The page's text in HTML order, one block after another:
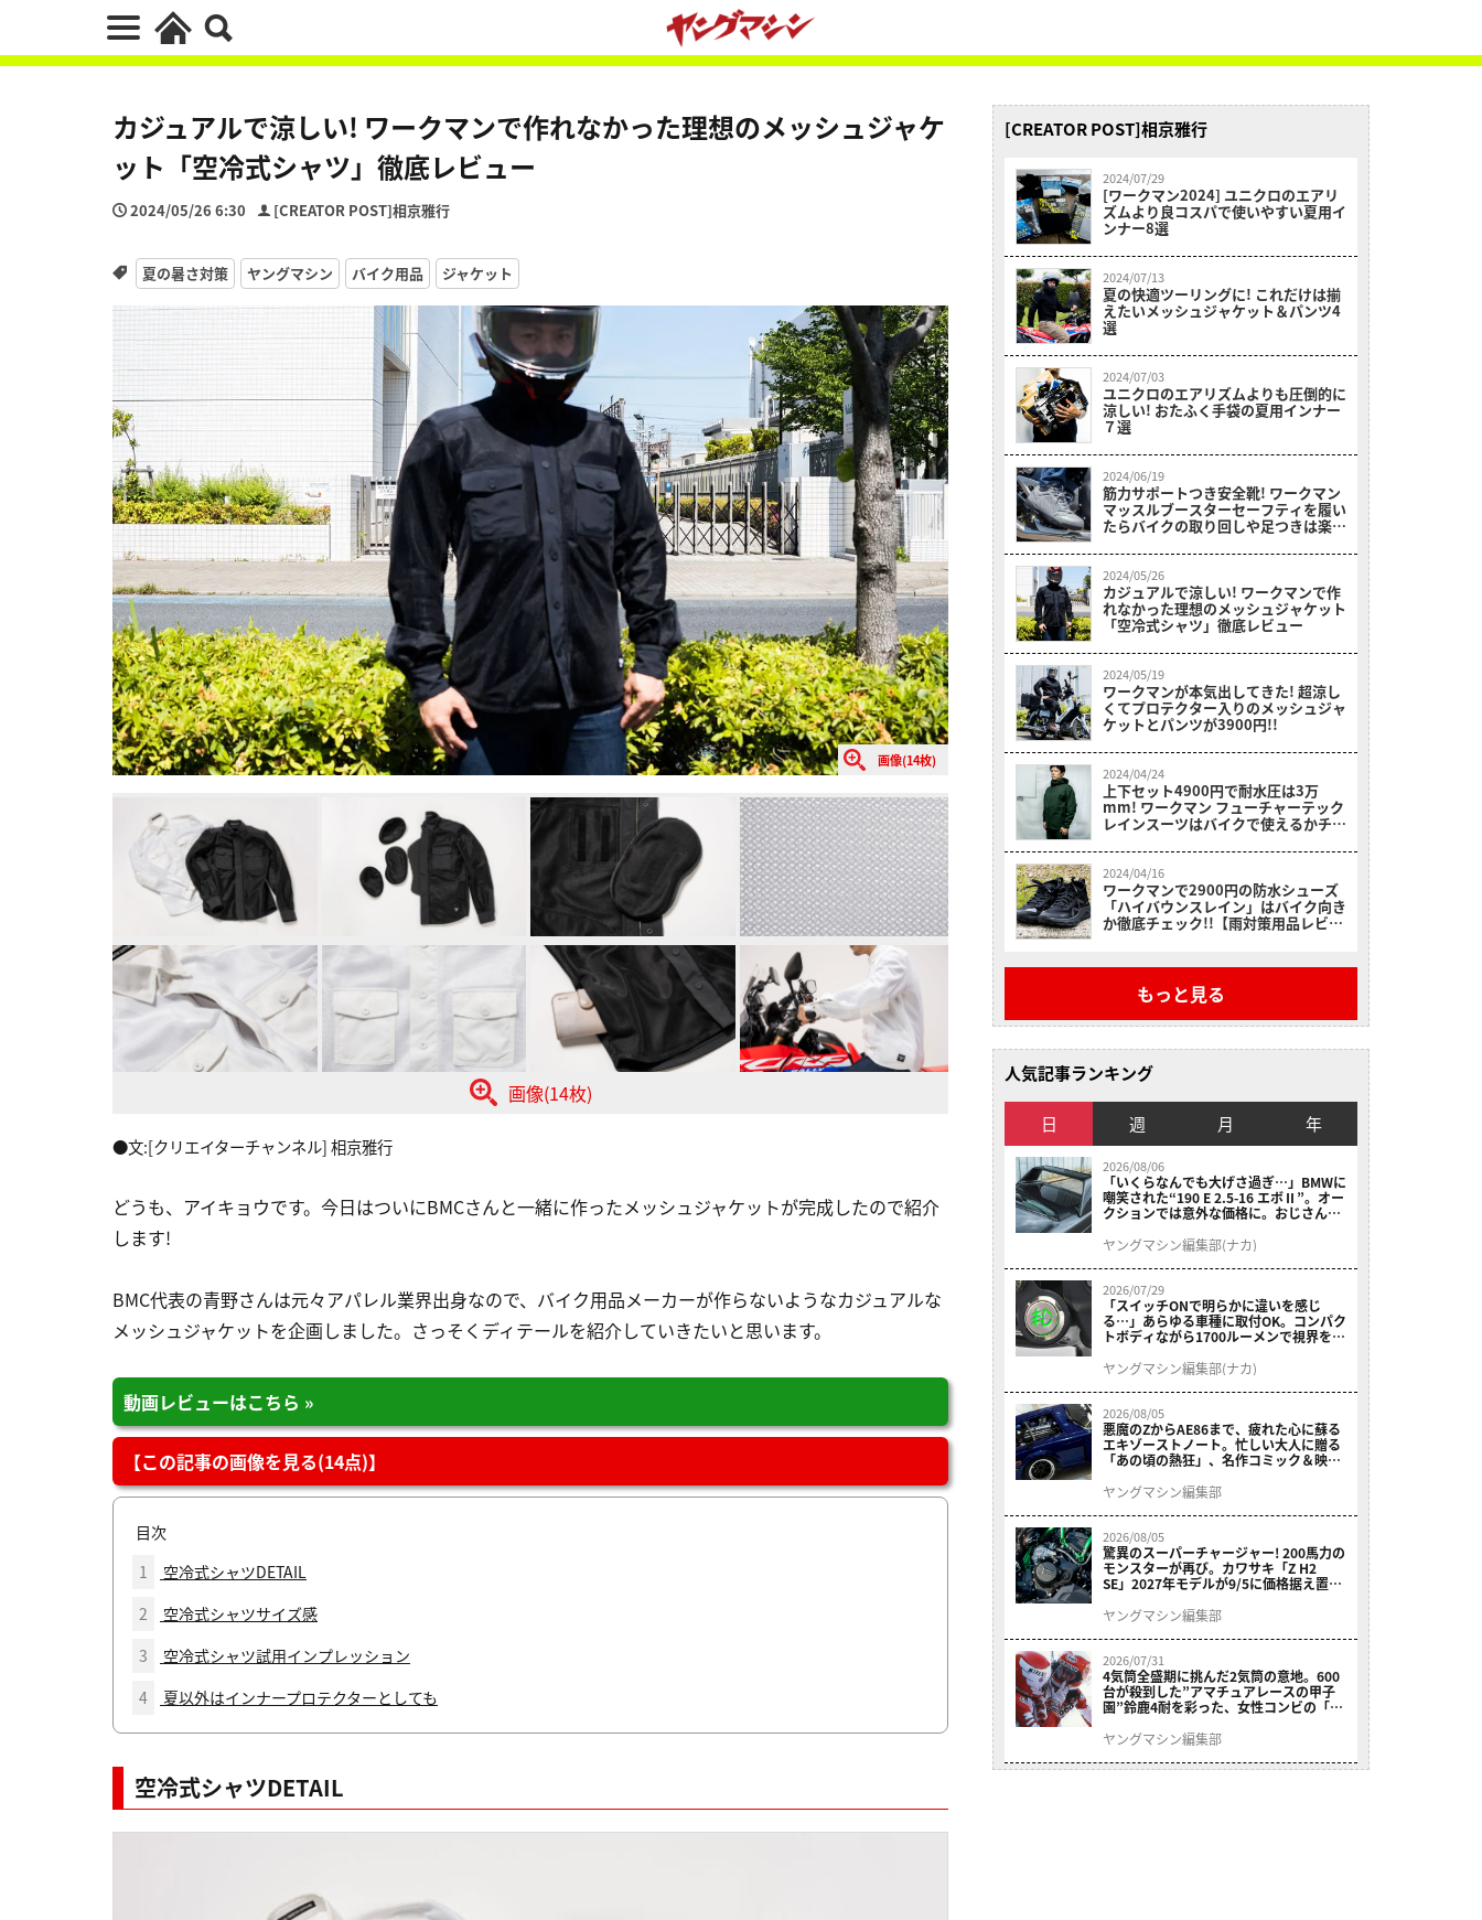
カジュアルで涼しい! ワークマンで作れなかった理想のメッシュジャケ
ット「空冷式シャツ」徹底レビュー
2024/05/26 6:30 [CREATOR POST]相京雅行
夏の暑さ対策 ヤングマシン バイク用品 ジャケット
画像(14枚)
画像(14枚)
●文:[クリエイターチャンネル] 相京雅行
どうも、アイキョウです。今日はついにBMCさんと一緒に作ったメッシュジャケットが完成したので紹介
します!
BMC代表の青野さんは元々アパレル業界出身なので、バイク用品メーカーが作らないようなカジュアルな
メッシュジャケットを企画しました。さっそくディテールを紹介していきたいと思います。
動画レビューはこちら »
【この記事の画像を見る(14点)】
目次
1
空冷式シャツDETAIL
2
空冷式シャツサイズ感
3
空冷式シャツ試用インプレッション
4
夏以外はインナープロテクターとしても
空冷式シャツDETAIL
[CREATOR POST]相京雅行
2024/07/29
[ワークマン2024] ユニクロのエアリ
ズムより良コスパで使いやすい夏用イ
ンナー8選
2024/07/13
夏の快適ツーリングに! これだけは揃
えたいメッシュジャケット＆パンツ4
選
2024/07/03
ユニクロのエアリズムよりも圧倒的に
涼しい! おたふく手袋の夏用インナー
７選
2024/06/19
筋力サポートつき安全靴! ワークマン
マッスルブースターセーフティを履い
たらバイクの取り回しや足つきは楽に
2024/05/26
カジュアルで涼しい! ワークマンで作
れなかった理想のメッシュジャケット
「空冷式シャツ」徹底レビュー
2024/05/19
ワークマンが本気出してきた! 超涼し
くてプロテクター入りのメッシュジャ
ケットとパンツが3900円!!
2024/04/24
上下セット4900円で耐水圧は3万
mm! ワークマン フューチャーテック
レインスーツはバイクで使えるかチェ
2024/04/16
ワークマンで2900円の防水シューズ
「ハイバウンスレイン」はバイク向き
か徹底チェック!!【雨対策用品レビュ
もっと見る
人気記事ランキング
日 週 月 年
2026/08/06
「いくらなんでも大げさ過ぎ…」BMWに
嘲笑された“190 E 2.5-16 エボⅡ”。オー
クションでは意外な価格に。おじさん達
ヤングマシン編集部(ナカ)
2026/07/29
「スイッチONで明らかに違いを感じ
る…」あらゆる車種に取付OK。コンパク
トボディながら1700ルーメンで視界を確
ニット プレシャスレイ スモール］
ヤングマシン編集部(ナカ)
2026/08/05
悪魔のZからAE86まで、疲れた心に蘇る
エキゾーストノート。忙しい大人に贈る
「あの頃の熱狂」、名作コミック＆映画
結！
ヤングマシン編集部
2026/08/05
驚異のスーパーチャージャー! 200馬力の
モンスターが再び。カワサキ「Z H2
SE」2027年モデルが9/5に価格据え置き
ヤングマシン編集部
2026/07/31
4気筒全盛期に挑んだ2気筒の意地。600
台が殺到した”アマチュアレースの甲子
園”鈴鹿4耐を彩った、女性コンビの「ス
ヤングマシン編集部